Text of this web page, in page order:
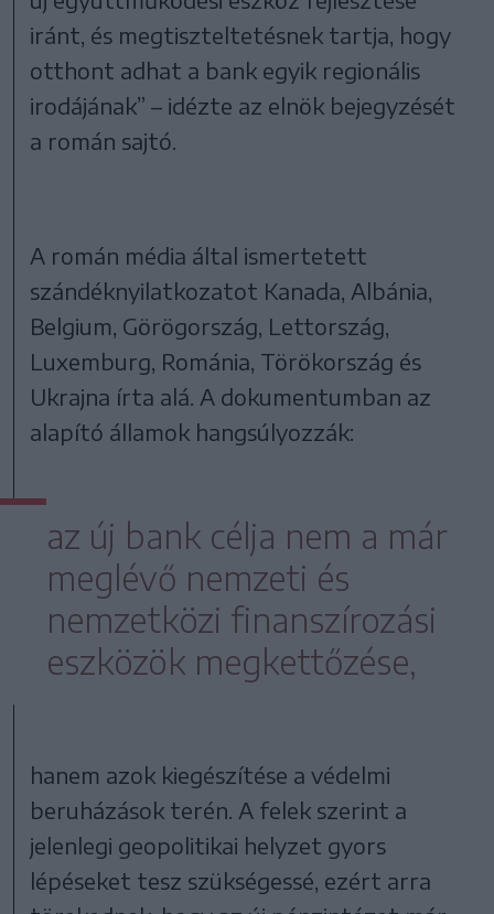
iránt, és megtiszteltetésnek tartja, hogy
otthont adhat a bank egyik regionális
irodájának” – idézte az elnök bejegyzését
a román sajtó.
A román média által ismertetett
szándéknyilatkozatot Kanada, Albánia,
Belgium, Görögország, Lettország,
Luxemburg, Románia, Törökország és
Ukrajna írta alá. A dokumentumban az
alapító államok hangsúlyozzák:
az új bank célja nem a már
meglévő nemzeti és
nemzetközi finanszírozási
eszközök megkettőzése,
hanem azok kiegészítése a védelmi
beruházások terén. A felek szerint a
jelenlegi geopolitikai helyzet gyors
lépéseket tesz szükségessé, ezért arra